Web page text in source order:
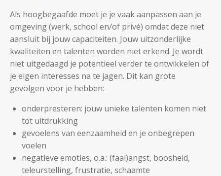
Als hoogbegaafde moet je je vaak aanpassen aan je
omgeving (werk, school en/of privé) omdat deze niet
aansluit bij jouw capaciteiten. Jouw uitzonderlijke
kwaliteiten en talenten worden niet erkend. Je wordt
niet uitgedaagd je potentieel verder te ontwikkelen of
je eigen interesses na te jagen. Dit kan grote
gevolgen voor je hebben:
onderpresteren: jouw unieke talenten komen niet
tot uitdrukking
gevoelens van eenzaamheid en je onbegrepen
voelen
negatieve emoties, o.a.: (faal)angst, boosheid,
teleurstelling, frustratie, schaamte